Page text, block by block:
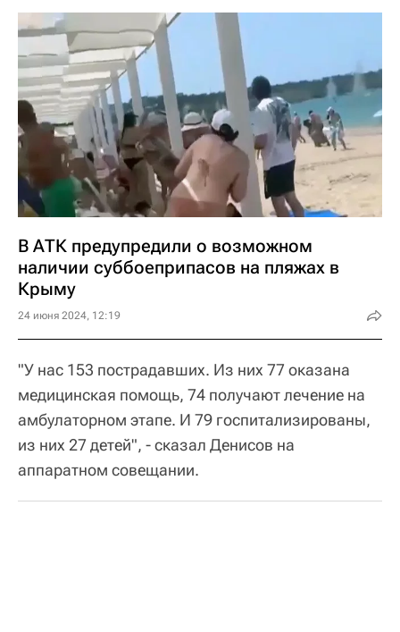
В АТК предупредили о возможном
наличии суббоеприпасов на пляжах в
Крыму
24 июня 2024, 12:19
"У нас 153 пострадавших. Из них 77 оказана
медицинская помощь, 74 получают лечение на
амбулаторном этапе. И 79 госпитализированы,
из них 27 детей", - сказал Денисов на
аппаратном совещании.